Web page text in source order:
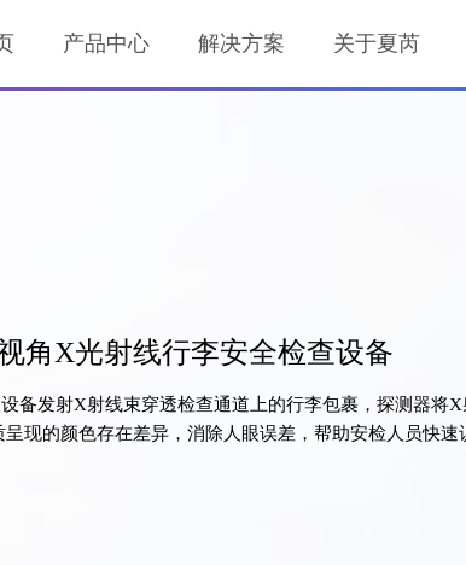
产品中心 解决方案 关于夏芮
角X光射线行李安全检查设备
备发射X射线束穿透检查通道上的行李包裹，探测器将
呈现的颜色存在差异，消除人眼误差，帮助安检人员快